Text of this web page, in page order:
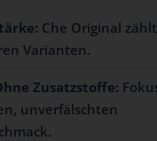
Che Original
Varianten.
Zusatzstoffe:
unverfälschten